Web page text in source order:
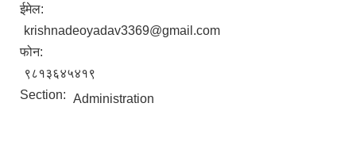
ईमेल:
krishnadeoyadav3369@gmail.com
फोन:
९८१३६४५४१९
Section: Administration